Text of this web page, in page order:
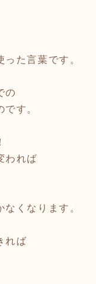
た言葉です。
の
す。
われば
くなります。
れば